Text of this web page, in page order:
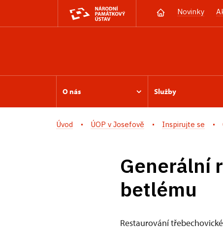
Novinky
O nás Služby
Úvod ÚOP v Josefově Inspirujte se
Generální
betlému
Restaurování